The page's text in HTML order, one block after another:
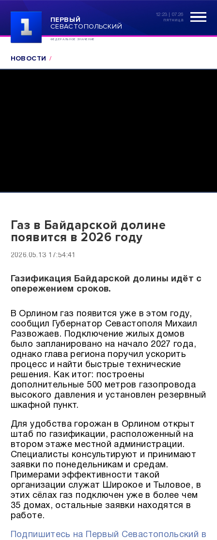
ПЕРВЫЙ
СЕВАСТОПОЛЬСКИЙ
ФЕДЕРАЛЬНОЕ ЗНАЧЕНИЕ
12:23 | 07.26
пятница
НОВОСТИ
Газ в Байдарской долине
появится в 2026 году
2026.05.13 17:54:41
Газификация Байдарской долины идёт с
опережением сроков.
В Орлином газ появится уже в этом году,
сообщил Губернатор Севастополя Михаил
Развожаев. Подключение жилых домов
было запланировано на начало 2027 года,
однако глава региона поручил ускорить
процесс и найти быстрые технические
решения. Как итог: построены
дополнительные 500 метров газопровода
высокого давления и установлен резервный
шкафной пункт.
Для удобства горожан в Орлином открыт
штаб по газификации, расположенный на
втором этаже местной администрации.
Специалисты консультируют и принимают
заявки по понедельникам и средам.
Примерами эффективности такой
организации служат Широкое и Тыловое, в
этих сёлах газ подключен уже в более чем
35 домах, остальные заявки находятся в
работе.
Подпишитесь на Первый Севастопольский в